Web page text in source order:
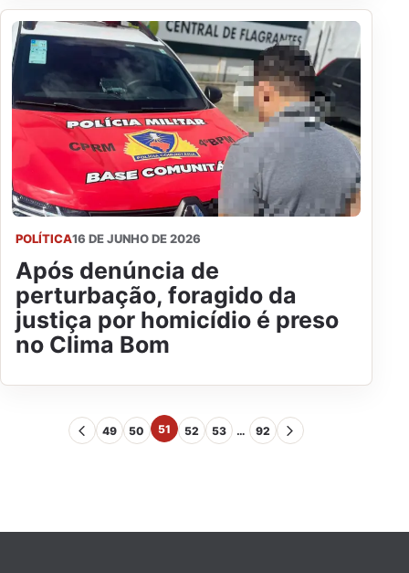
POLÍTICA16 DE JUNHO DE 2026
Após denúncia de
perturbação, foragido da
justiça por homicídio é preso
no Clima Bom
49 50 51 52 53 … 92